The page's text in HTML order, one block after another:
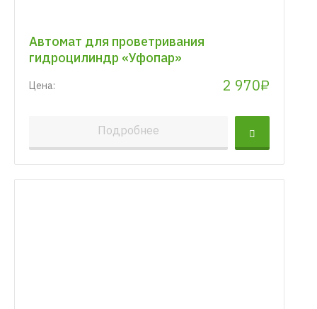
Автомат для проветривания
гидроцилиндр «Уфопар»
Цена: 2 970₽
Подробнее